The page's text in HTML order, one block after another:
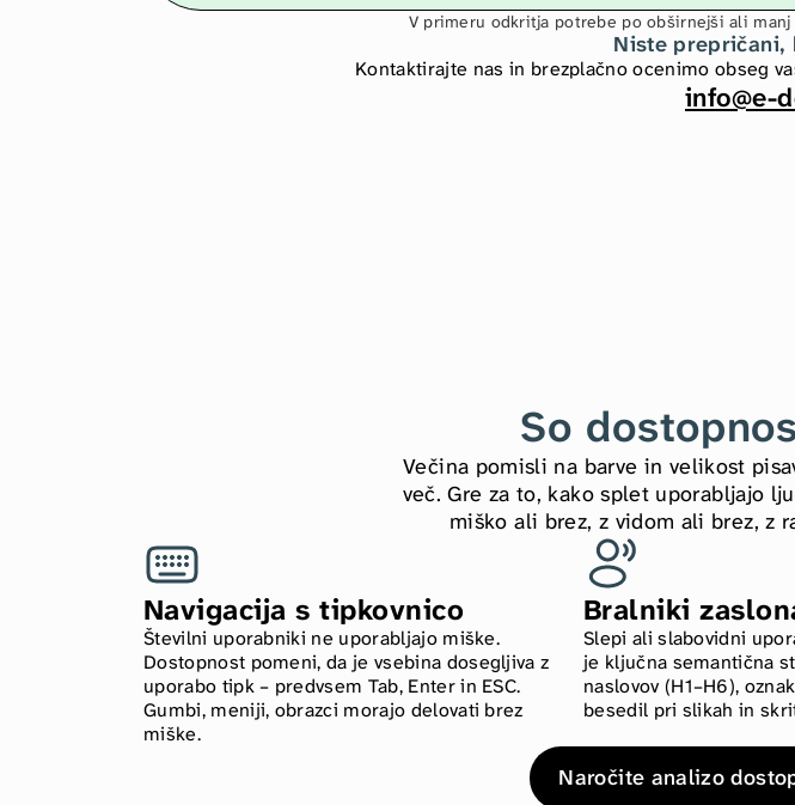
V primeru odkritja potrebe po obširnejši ali
Niste prepričani,
Kontaktirajte nas in brezplačno ocenimo obseg
info@e-
So
Večina pomisli na barve in velikost
več. Gre za to, kako splet uporabljajo
miško ali brez, z vidom ali brez, z
Navigacija s tipkovnico
Številni uporabniki ne uporabljajo miške.
Dostopnost pomeni, da je vsebina dosegljiva z
uporabo tipk – predvsem Tab, Enter in ESC.
Gumbi, meniji, obrazci morajo delovati brez
miške.
Bralniki
Slepi ali slabovidni
je ključna semantična
naslovov (H1–H6),
besedil pri slikah in
Naročite analizo